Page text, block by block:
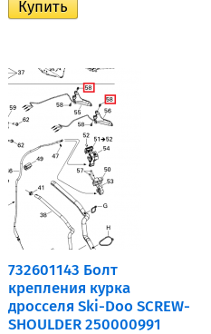
732601143 Болт
крепления курка
дросселя Ski-Doo SCREW-
SHOULDER 250000991